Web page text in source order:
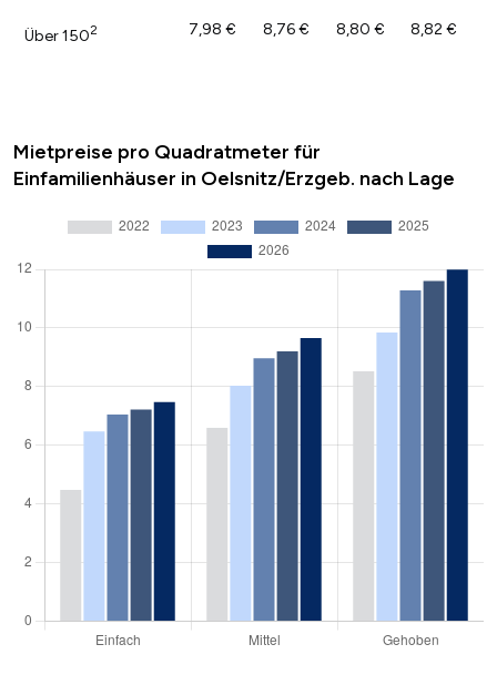
Über 1502 7,98 € 8,76 € 8,80 € 8,82 €
Mietpreise pro Quadratmeter für
Einfamilienhäuser in Oelsnitz/Erzgeb. nach Lage